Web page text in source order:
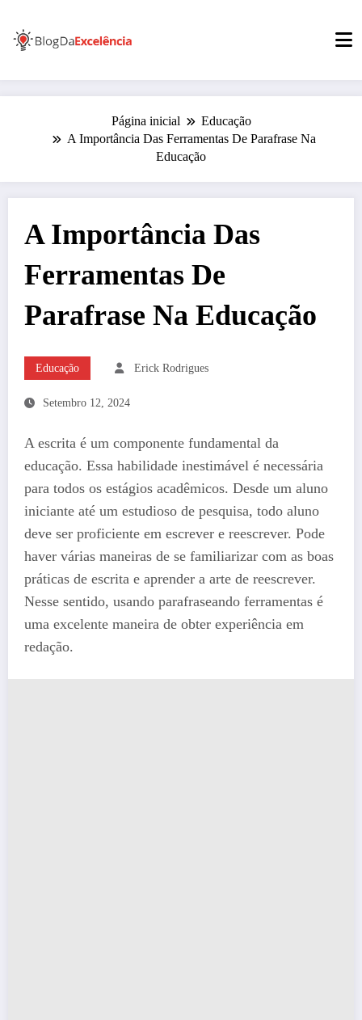
para
conteúdo
Página inicial
Educação
A Importância Das Ferramentas De Parafrase Na
Educação
A Importância Das
Ferramentas De
Parafrase Na Educação
Educação Erick Rodrigues
Setembro 12, 2024
A escrita é um componente fundamental da
educação. Essa habilidade inestimável é necessária
para todos os estágios acadêmicos. Desde um aluno
iniciante até um estudioso de pesquisa, todo aluno
deve ser proficiente em escrever e reescrever. Pode
haver várias maneiras de se familiarizar com as boas
práticas de escrita e aprender a arte de reescrever.
Nesse sentido, usando parafraseando ferramentas é
uma excelente maneira de obter experiência em
redação.